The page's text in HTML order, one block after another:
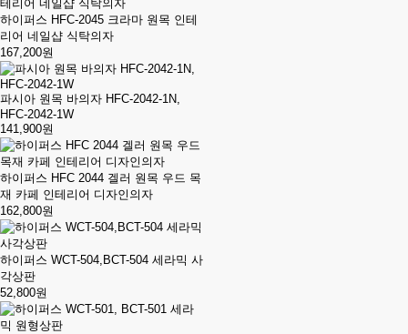
하이퍼스 HFC-2045 크라마 원목 인테
리어 네일샵 식탁의자
167,200원
파시아 원목 바의자 HFC-2042-1N,
HFC-2042-1W
141,900원
하이퍼스 HFC 2044 겔러 원목 우드 목
재 카페 인테리어 디자인의자
162,800원
하이퍼스 WCT-504,BCT-504 세라믹 사
각상판
52,800원